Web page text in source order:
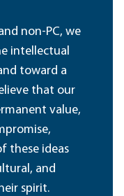
non-PC, we
intellectual
toward a
that our
value,
these ideas
and
spirit.